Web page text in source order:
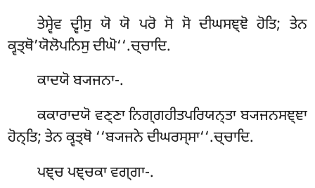
ਤੇਸ੍ਵੇਵ ਦ੍ਵੀਸੁ ਯੋ ਯੋ ਪਰੋ ਸੋ ਸੋ ਦੀਘਸਞ੍ਞੋ ਹੋਤਿ; ਤੇਨ
ਕ੍ਵਤ੍ਥੋ’ਯੋਲੋਪਨਿਸੁ ਦੀਘੋ‘‘.ਚ੍ਚਾਦਿ.
ਕਾਦਯੋਬ੍ਯਜਨਾ-.
ਕਕਾਰਾਦਯੋ ਵਣ੍ਣਾ ਨਿਗ੍ਗਹੀਤਪਰਿਯਨ੍ਤਾ ਬ੍ਯਜਨਸਞ੍ਞਾ
ਹੋਨ੍ਤਿ; ਤੇਨ ਕ੍ਵਤ੍ਥੋ ‘‘ਬ੍ਯਜਨੇ ਦੀਘਰਸ੍ਸਾ‘‘.ਚ੍ਚਾਦਿ.
ਪਞ੍ਚ ਪਞ੍ਚਕਾ ਵਗ੍ਗਾ-.